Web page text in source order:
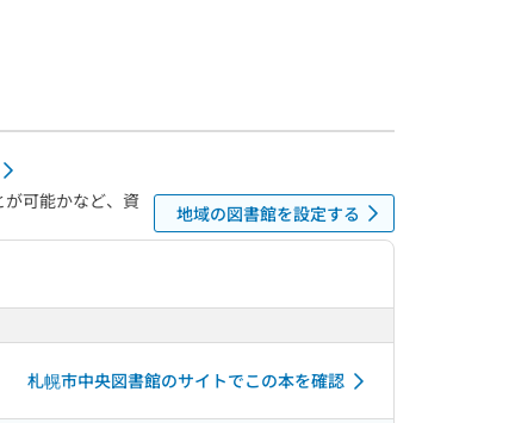
可能かなど、資
地域の図書館を設定する
札幌市中央図書館のサイトでこの本を確認